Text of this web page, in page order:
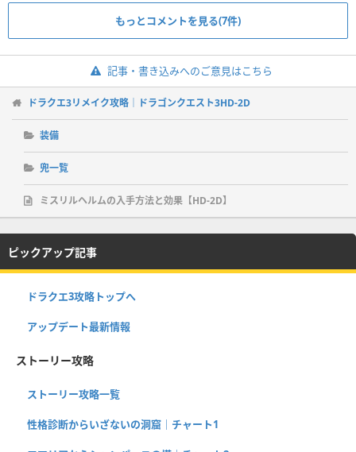
もっとコメントを見る(7件)
記事・書き込みへのご意見はこちら
ドラクエ3リメイク攻略｜ドラゴンクエスト3HD-2D
装備
兜一覧
ミスリルヘルムの入手方法と効果【HD-2D】
ピックアップ記事
ドラクエ3攻略トップへ
アップデート最新情報
ストーリー攻略
ストーリー攻略一覧
性格診断からいざないの洞窟｜チャート1